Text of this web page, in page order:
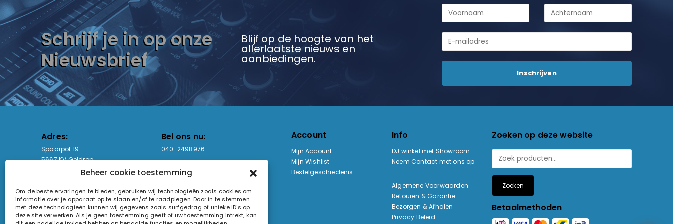
Beheer cookie toestemming
Om de beste ervaringen te bieden, gebruiken wij technologieën zoals cookies om
informatie over je apparaat op te slaan en/of te raadplegen. Door in te stemmen
met deze technologieën kunnen wij gegevens zoals surfgedrag of unieke ID's op
deze site verwerken. Als je geen toestemming geeft of uw toestemming intrekt, kan
Schrijf je in op onze
Nieuwsbrief
Blijf op de hoogte van het
allerlaatste nieuws en
aanbiedingen.
Adres:
Spaarpot 19
5667 KV Geldrop
Bel ons nu:
040-2498976
sales@lightandsound.store
Openingstijden:
Ma - Vr: 09:00-17:00
Za: Enkel op afspraak
KvK-nummer: 60857196
Account
Mijn Account
Mijn Wishlist
Bestelgeschiedenis
Info
DJ winkel met Showroom
Neem Contact met ons op
Algemene Voorwaarden
Retouren & Garantie
Bezorgen & Afhalen
Privacy Beleid
Zoeken op deze website
Zoeken
Betaalmethoden